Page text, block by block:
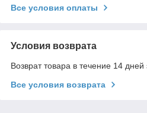
Все условия оплаты
Условия возврата
Возврат товара в течение 14 дней
Все условия возврата